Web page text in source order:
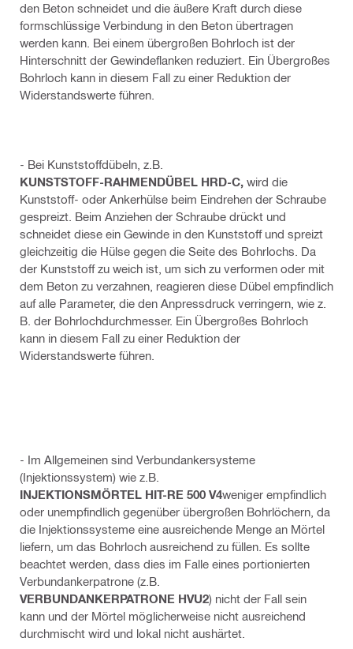
den Beton schneidet und die äußere Kraft durch diese
formschlüssige Verbindung in den Beton übertragen
werden kann. Bei einem übergroßen Bohrloch ist der
Hinterschnitt der Gewindeflanken reduziert. Ein Übergroßes
Bohrloch kann in diesem Fall zu einer Reduktion der
Widerstandswerte führen.
- Bei Kunststoffdübeln, z.B.
KUNSTSTOFF-RAHMENDÜBEL HRD-C, wird die
Kunststoff- oder Ankerhülse beim Eindrehen der Schraube
gespreizt. Beim Anziehen der Schraube drückt und
schneidet diese ein Gewinde in den Kunststoff und spreizt
gleichzeitig die Hülse gegen die Seite des Bohrlochs. Da
der Kunststoff zu weich ist, um sich zu verformen oder mit
dem Beton zu verzahnen, reagieren diese Dübel empfindlich
auf alle Parameter, die den Anpressdruck verringern, wie z.
B. der Bohrlochdurchmesser. Ein Übergroßes Bohrloch
kann in diesem Fall zu einer Reduktion der
Widerstandswerte führen.
- Im Allgemeinen sind Verbundankersysteme
(Injektionssystem) wie z.B.
INJEKTIONSMÖRTEL HIT-RE 500 V4weniger empfindlich
oder unempfindlich gegenüber übergroßen Bohrlöchern, da
die Injektionssysteme eine ausreichende Menge an Mörtel
liefern, um das Bohrloch ausreichend zu füllen. Es sollte
beachtet werden, dass dies im Falle eines portionierten
Verbundankerpatrone (z.B.
VERBUNDANKERPATRONE HVU2) nicht der Fall sein
kann und der Mörtel möglicherweise nicht ausreichend
durchmischt wird und lokal nicht aushärtet.